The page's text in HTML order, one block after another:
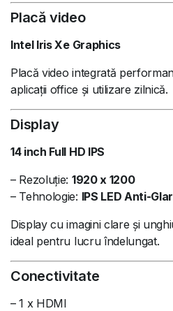
Placă video
Intel Iris Xe Graphics
Placă video integrată
aplicații office și utilizare zilnică.
Display
14 inch Full HD IPS
– Rezoluție: 1920 x 1200
– Tehnologie: IPS LED Anti-
Display cu imagini clare și
ideal pentru lucru îndelungat.
Conectivitate
– 1 x HDMI